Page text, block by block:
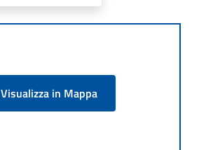
Visualizza in Mappa